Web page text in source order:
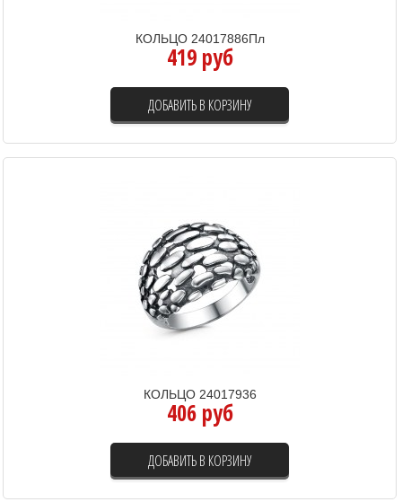
КОЛЬЦО 24017886Пл
419 руб
ДОБАВИТЬ В КОРЗИНУ
КОЛЬЦО 24017936
406 руб
ДОБАВИТЬ В КОРЗИНУ